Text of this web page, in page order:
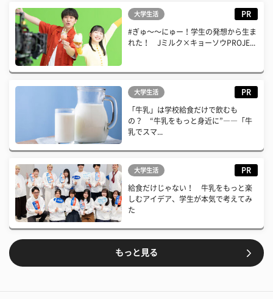
大学生活 PR
#ぎゅ〜〜にゅー！学生の発想から生ま
れた！ Jミルク×キョーソウPROJE...
大学生活 PR
「牛乳」は学校給食だけで飲むも
の？ “牛乳をもっと身近に”――「牛
乳でスマ...
大学生活 PR
給食だけじゃない！ 牛乳をもっと楽
しむアイデア、学生が本気で考えてみ
た
もっと見る